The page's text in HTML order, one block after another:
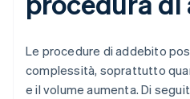
Le procedure di addebito
complessità, soprattutto
e il volume aumenta. Di